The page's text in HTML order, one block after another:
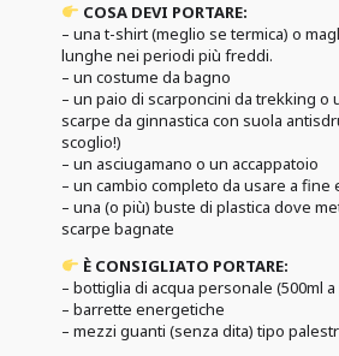
COSA DEVI PORTARE:
– una t-shirt (meglio se termica) o
lunghe nei periodi più freddi.
– un costume da bagno
– un paio di scarponcini da trekking o
scarpe da ginnastica con suola
scoglio!)
– un asciugamano o un accappatoio
– un cambio completo da usare a fine
– una (o più) buste di plastica dove
scarpe bagnate
È CONSIGLIATO PORTARE:
– bottiglia di acqua personale (500ml
– barrette energetiche
– mezzi guanti (senza dita) tipo